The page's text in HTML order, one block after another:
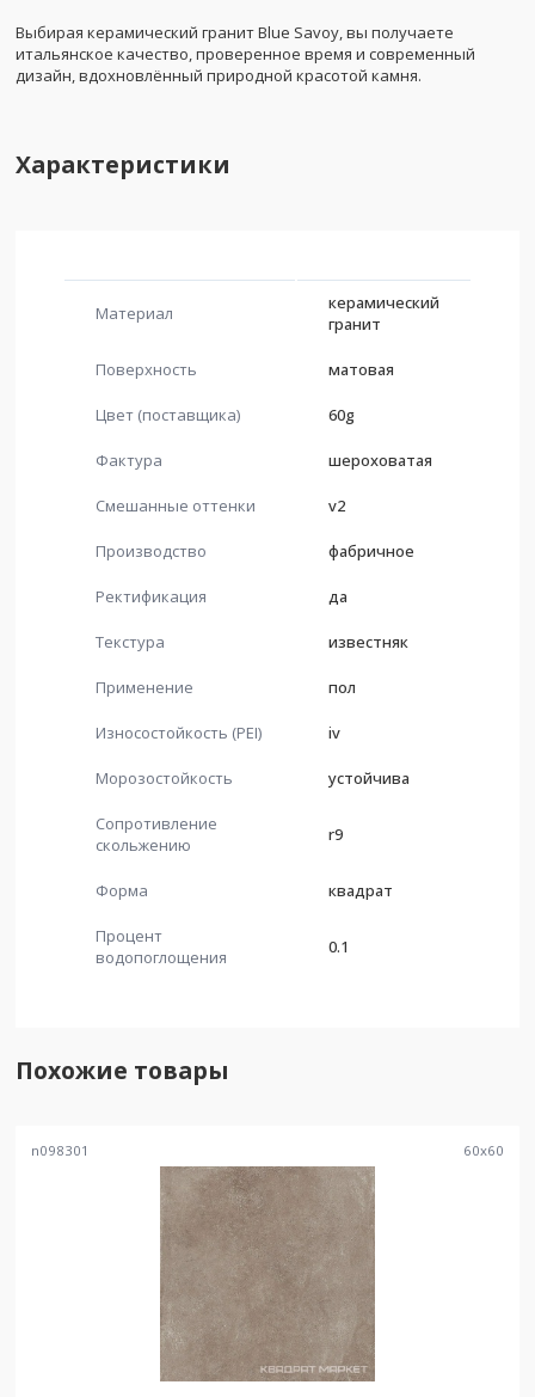
Выбирая керамический гранит Blue Savoy, вы получаете
итальянское качество, проверенное время и современный
дизайн, вдохновлённый природной красотой камня.
Характеристики
Материал
керамический
гранит
Поверхность матовая
Цвет (поставщика) 60g
Фактура шероховатая
Смешанные оттенки v2
Производство фабричное
Ректификация да
Текстура известняк
Применение пол
Износостойкость (PEI) iv
Морозостойкость устойчива
Сопротивление
скольжению
r9
Форма квадрат
Процент
водопоглощения
0.1
Похожие товары
n098301 60x60